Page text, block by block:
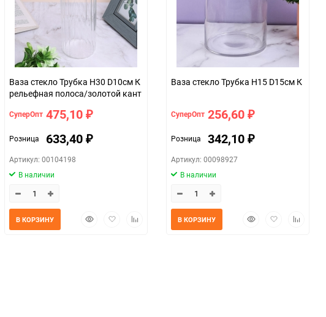
Ваза стекло Трубка H30 D10см К
рельефная полоса/золотой кант
СуперОпт 475,10 ₽
Розница 633,40 ₽
Артикул: 00104198
В наличии
БыстрыйДобавитьДобавить
В КОРЗИНУ
Ваза стекло Трубка H15 D15см К
СуперОпт 256,60 ₽
Розница 342,10 ₽
Артикул: 00098927
В наличии
БыстрыйДобавить
В КОРЗИНУ